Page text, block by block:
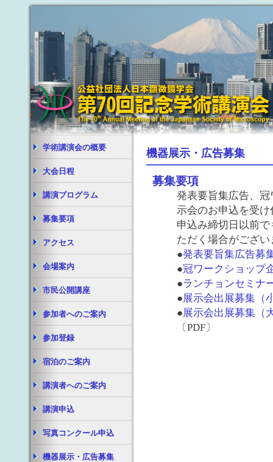
学術講演会の概要
大会日程
講演プログラム
募集要項
アクセス
会場案内
市民公開講座
参加者へのご案内
参加登録
宿泊のご案内
講演者へのご案内
講演申込
写真コンクール申込
機器展示・広告募集
機器展示・広告募集
募集要項
発表要旨集広告、
示会のお申込を受
申込み締切日以前
ただく場合がござ
●発表要旨集広告募
●冠ワークショップ
●ランチョンセミナ
●展示会出展募集（
●展示会出展募集（
〔PDF〕